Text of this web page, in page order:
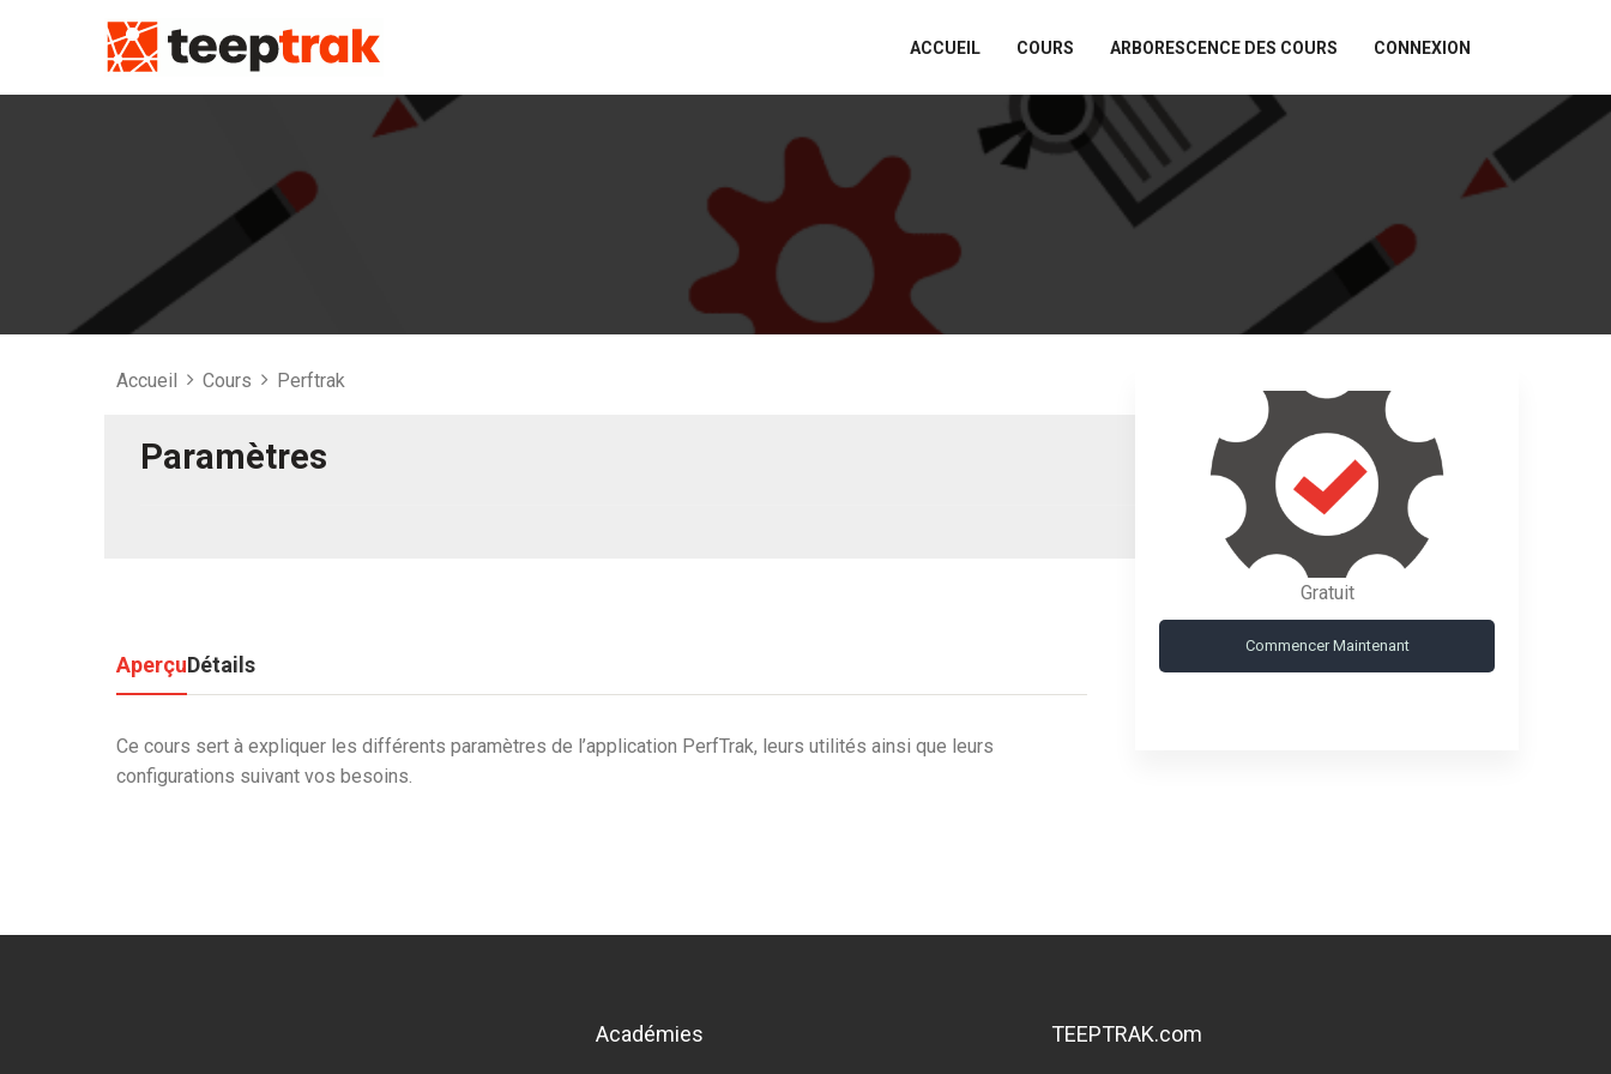
ACCUEIL COURS ARBORESCENCE DES COURS CONNEXION
Accueil Cours Perftrak
Paramètres
AperçuDétails
Ce cours sert à expliquer les différents paramètres de l’application PerfTrak, leurs utilités ainsi que leurs
configurations suivant vos besoins.
Gratuit
Commencer Maintenant
Académies TEEPTRAK.com